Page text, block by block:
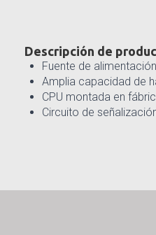
Descripción de
Fuente de
Amplia capacidad de
CPU montada en
Circuito de